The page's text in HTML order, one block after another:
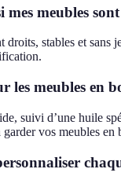
meubles
droits, stables et sans
les meubles en
suivi d’une huile
vos meubles en